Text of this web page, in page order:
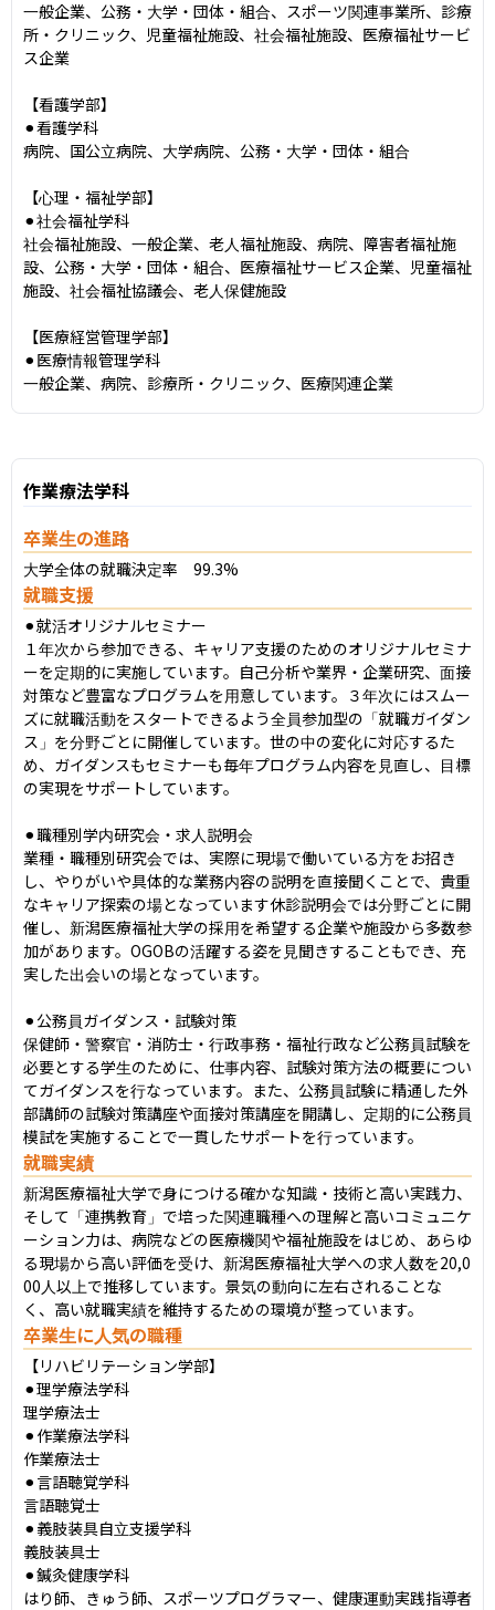
一般企業、公務・大学・団体・組合、スポーツ関連事業所、診療
所・クリニック、児童福祉施設、社会福祉施設、医療福祉サービ
ス企業
【看護学部】
⚫︎看護学科
病院、国公立病院、大学病院、公務・大学・団体・組合
【心理・福祉学部】
⚫︎社会福祉学科
社会福祉施設、一般企業、老人福祉施設、病院、障害者福祉施
設、公務・大学・団体・組合、医療福祉サービス企業、児童福祉
施設、社会福祉協議会、老人保健施設
【医療経営管理学部】
⚫︎医療情報管理学科
一般企業、病院、診療所・クリニック、医療関連企業
作業療法学科
卒業生の進路
大学全体の就職決定率　99.3%
就職支援
⚫︎就活オリジナルセミナー
１年次から参加できる、キャリア支援のためのオリジナルセミナ
ーを定期的に実施しています。自己分析や業界・企業研究、面接
対策など豊富なプログラムを用意しています。３年次にはスムー
ズに就職活動をスタートできるよう全員参加型の「就職ガイダン
ス」を分野ごとに開催しています。世の中の変化に対応するた
め、ガイダンスもセミナーも毎年プログラム内容を見直し、目標
の実現をサポートしています。
⚫︎職種別学内研究会・求人説明会
業種・職種別研究会では、実際に現場で働いている方をお招き
し、やりがいや具体的な業務内容の説明を直接聞くことで、貴重
なキャリア探索の場となっています休診説明会では分野ごとに開
催し、新潟医療福祉大学の採用を希望する企業や施設から多数参
加があります。OGOBの活躍する姿を見聞きすることもでき、充
実した出会いの場となっています。
⚫︎公務員ガイダンス・試験対策
保健師・警察官・消防士・行政事務・福祉行政など公務員試験を
必要とする学生のために、仕事内容、試験対策方法の概要につい
てガイダンスを行なっています。また、公務員試験に精通した外
部講師の試験対策講座や面接対策講座を開講し、定期的に公務員
模試を実施することで一貫したサポートを行っています。
就職実績
新潟医療福祉大学で身につける確かな知識・技術と高い実践力、
そして「連携教育」で培った関連職種への理解と高いコミュニケ
ーション力は、病院などの医療機関や福祉施設をはじめ、あらゆ
る現場から高い評価を受け、新潟医療福祉大学への求人数を20,0
00人以上で推移しています。景気の動向に左右されることな
く、高い就職実績を維持するための環境が整っています。
卒業生に人気の職種
【リハビリテーション学部】
⚫︎理学療法学科
理学療法士
⚫︎作業療法学科
作業療法士
⚫︎言語聴覚学科
言語聴覚士
⚫︎義肢装具自立支援学科
義肢装具士
⚫︎鍼灸健康学科
はり師、きゅう師、スポーツプログラマー、健康運動実践指導者